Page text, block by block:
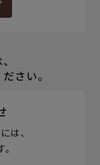
さい。
は、